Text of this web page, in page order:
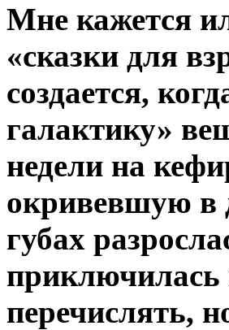
Мне кажется
«сказки для
создается,
галактику»
недели на
окривевшую в
губах
приключилась
перечислять,